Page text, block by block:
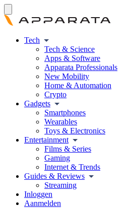
Tech
Tech & Science
Apps & Software
Apparata Professionals
New Mobility
Home & Automation
Crypto
Gadgets
Smartphones
Wearables
Toys & Electronics
Entertainment
Films & Series
Gaming
Internet & Trends
Guides & Reviews
Streaming
Inloggen
Aanmelden